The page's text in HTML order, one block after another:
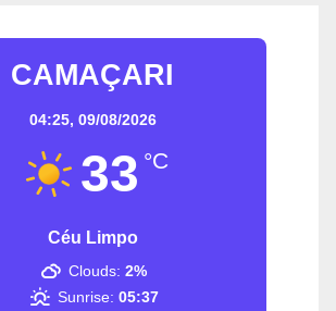
CAMAÇARI
04:25, 09/08/2026
33 °C
Céu Limpo
Clouds: 2%
Sunrise: 05:37